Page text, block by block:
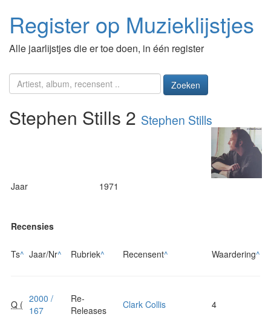
Register op Muzieklijstjes
Alle jaarlijstjes die er toe doen, in één register
Zoeken
Stephen Stills 2 Stephen Stills
Jaar 1971
Recensies
Ts^ Jaar/Nr^ Rubriek^ Recensent^ Waardering^
Q ( 2000 /
167
Re-
Releases
Clark Collis
4